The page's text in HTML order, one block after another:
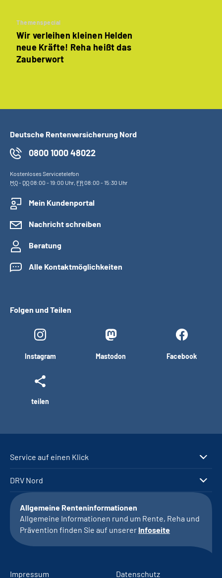
Themenspecial
Wir verleihen kleinen Helden
neue Kräfte! Reha heißt das
Zauberwort
Deutsche Rentenversicherung Nord
0800 1000 48022
Kostenloses Servicetelefon
MO- DO08:00 - 19:00 Uhr, FR08:00 - 15:30 Uhr
Mein Kundenportal
Nachricht schreiben
Beratung
Alle Kontaktmöglichkeiten
Folgen und Teilen
Instagram Mastodon Facebook
teilen
Service auf einen Klick
DRV Nord
Allgemeine Renteninformationen
Allgemeine Informationen rund um Rente, Reha und
Prävention finden Sie auf unserer Infoseite
Impressum Datenschutz